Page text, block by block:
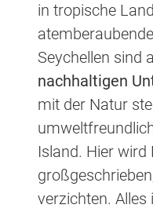
in tropische
Seychellen sind
nachhaltigen
mit der Natur
Island. Hier
verzichten.